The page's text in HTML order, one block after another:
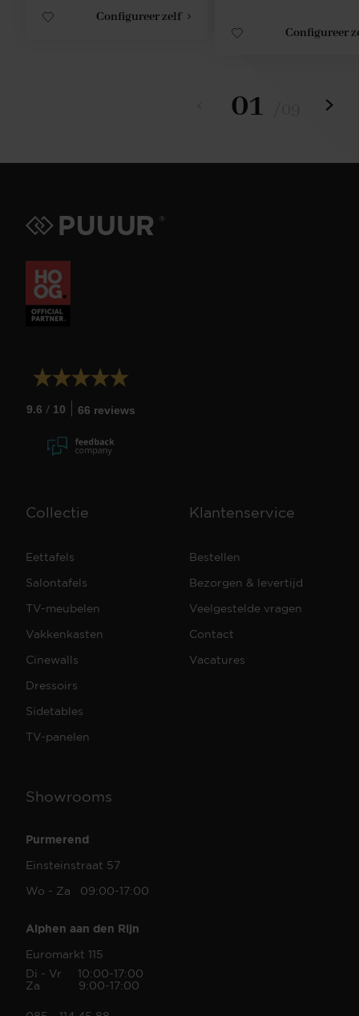
Configureer zelf
Configureer
01
9.6 / 10 66 reviews
Collectie
Eettafels
Salontafels
TV-meubelen
Vakkenkasten
Cinewalls
Dressoirs
Sidetables
TV-panelen
Klantenservice
Bestellen
Bezorgen & levertijd
Veelgestelde vragen
Contact
Vacatures
Showrooms
Purmerend
Einsteinstraat 57
Wo - Za 09:00-17:00
Alphen aan den Rijn
Euromarkt 115
Di - Vr 10:00-17:00
Za 9:00-17:00